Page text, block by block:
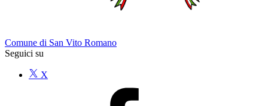
Comune di San Vito Romano
Seguici su
X